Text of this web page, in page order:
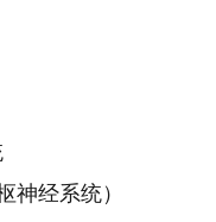
神经系统）